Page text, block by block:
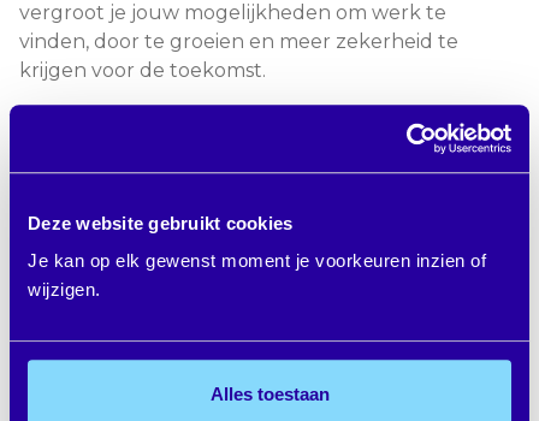
Deze website gebruikt cookies
Je kan op elk gewenst moment je voorkeuren inzien of
wijzigen.
Alles toestaan
vergroot je jouw mogelijkheden om werk te
vinden, door te groeien en meer zekerheid te
krijgen voor de toekomst.
van de Doorzaam
vergoedingen?
Alle vergoedingen van Doorzaam hebben één doel:
door meer kennis, meer rust, meer energie of meer